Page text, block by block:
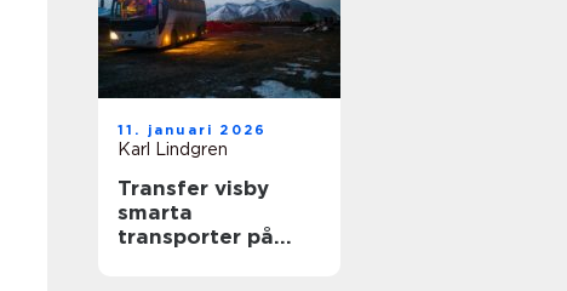
11. januari 2026
Karl Lindgren
Transfer visby
smarta
transporter på